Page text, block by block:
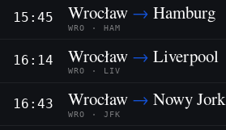
15:45 Wrocław → Hamburg
WRO · HAM
16:14 Wrocław → Liverpool
WRO · LIV
16:43 Wrocław → Nowy Jork
WRO · JFK